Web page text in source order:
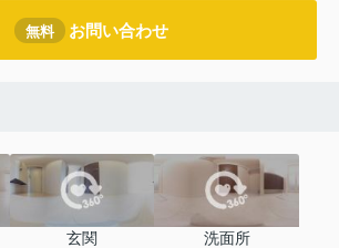
無料 お問い合わせ
玄関 洗面所